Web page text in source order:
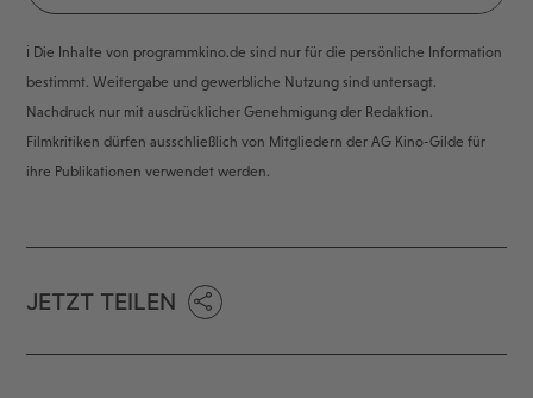
ℹ️ Die Inhalte von programmkino.de sind nur für die persönliche Information
bestimmt. Weitergabe und gewerbliche Nutzung sind untersagt.
Nachdruck nur mit ausdrücklicher Genehmigung der Redaktion.
Filmkritiken dürfen ausschließlich von Mitgliedern der AG Kino-Gilde für
ihre Publikationen verwendet werden.
JETZT TEILEN